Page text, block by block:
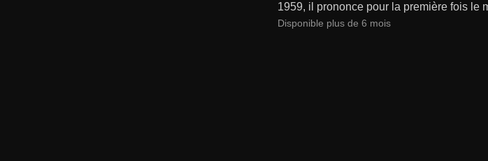
1959, il prononce pour la première fois le
Disponible plus de 6 mois